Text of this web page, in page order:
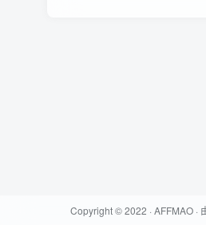
Copyright © 2022 · AFFMAO·